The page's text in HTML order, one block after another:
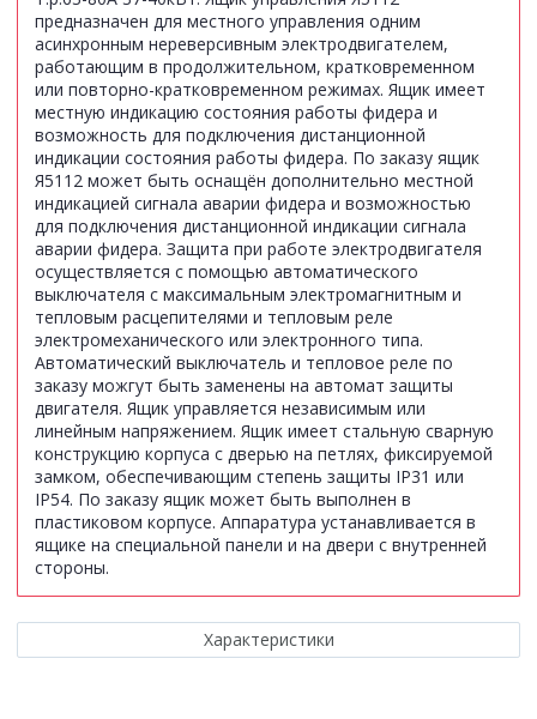
предназначен для местного управления одним
асинхронным нереверсивным электродвигателем,
работающим в продолжительном, кратковременном
или повторно-кратковременном режимах. Ящик имеет
местную индикацию состояния работы фидера и
возможность для подключения дистанционной
индикации состояния работы фидера. По заказу ящик
Я5112 может быть оснащён дополнительно местной
индикацией сигнала аварии фидера и возможностью
для подключения дистанционной индикации сигнала
аварии фидера. Защита при работе электродвигателя
осуществляется с помощью автоматического
выключателя с максимальным электромагнитным и
тепловым расцепителями и тепловым реле
электромеханического или электронного типа.
Автоматический выключатель и тепловое реле по
заказу можгут быть заменены на автомат защиты
двигателя. Ящик управляется независимым или
линейным напряжением. Ящик имеет стальную сварную
конструкцию корпуса с дверью на петлях, фиксируемой
замком, обеспечивающим степень защиты IР31 или
IP54. По заказу ящик может быть выполнен в
пластиковом корпусе. Аппаратура устанавливается в
ящике на специальной панели и на двери с внутренней
стороны.
Характеристики